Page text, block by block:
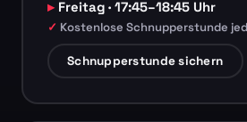
Freitag · 17:45–18:45 Uhr
Kostenlose Schnupperstunde
Schnupperstunde sichern